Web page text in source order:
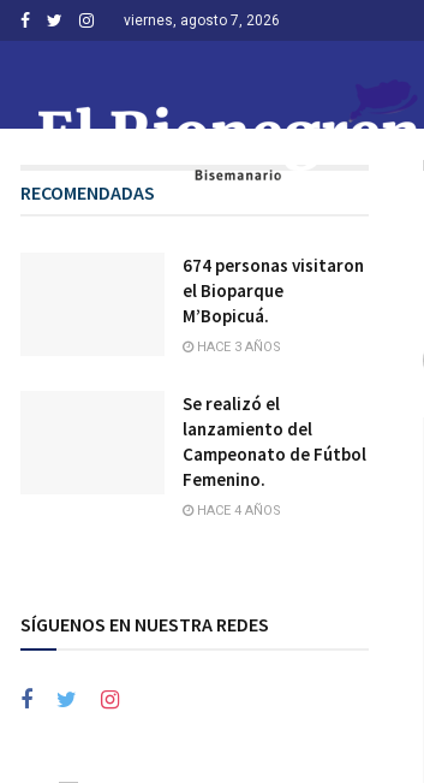
viernes, agosto 7, 2026
RECOMENDADAS
674 personas visitaron
el Bioparque
M’Bopicuá.
HACE 3 AÑOS
Se realizó el
lanzamiento del
Campeonato de Fútbol
Femenino.
HACE 4 AÑOS
SÍGUENOS EN NUESTRA REDES